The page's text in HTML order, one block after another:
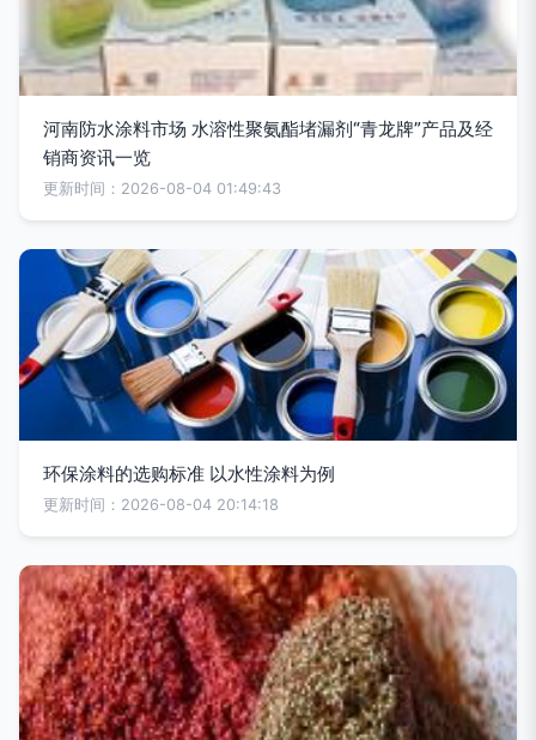
河南防水涂料市场 水溶性聚氨酯堵漏剂“青龙牌”产品及经
销商资讯一览
更新时间：2026-08-04 01:49:43
环保涂料的选购标准 以水性涂料为例
更新时间：2026-08-04 20:14:18